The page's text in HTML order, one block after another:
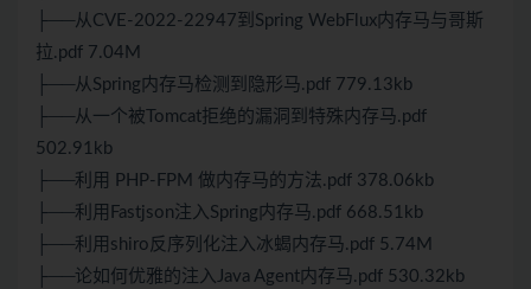
├──从CVE-2022-22947到Spring WebFlux内存马与哥斯
拉.pdf 7.04M
├──从Spring内存马检测到隐形马.pdf 779.13kb
├──从一个被Tomcat拒绝的漏洞到特殊内存马.pdf
502.91kb
├──利用 PHP-FPM 做内存马的方法.pdf 378.06kb
├──利用Fastjson注入Spring内存马.pdf 668.51kb
├──利用shiro反序列化注入冰蝎内存马.pdf 5.74M
├──论如何优雅的注入Java Agent内存马.pdf 530.32kb